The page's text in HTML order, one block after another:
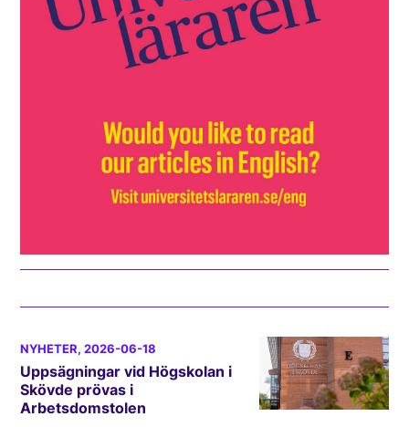
NYHETER, 2026-06-18
Uppsägningar vid Högskolan i
Skövde prövas i
Arbetsdomstolen